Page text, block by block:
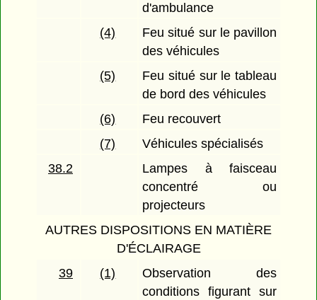
d'ambulance
(4)
Feu situé sur le pavillon
des véhicules
(5)
Feu situé sur le tableau
de bord des véhicules
(6)
Feu recouvert
(7)
Véhicules spécialisés
38.2
Lampes à faisceau
concentré ou
projecteurs
AUTRES DISPOSITIONS EN MATIÈRE
D'ÉCLAIRAGE
39
(1)
Observation des
conditions figurant sur